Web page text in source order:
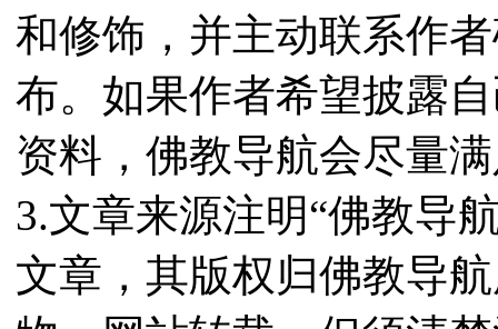
和修饰，并主动联系作
布。如果作者希望披露
资料，佛教导航会尽量
3.文章来源注明“佛教导
文章，其版权归佛教导